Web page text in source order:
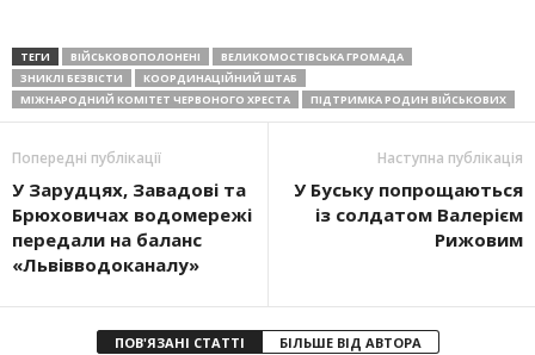
ТЕГИ ВІЙСЬКОВОПОЛОНЕНІ
ВЕЛИКОМОСТІВСЬКА ГРОМАДА
ЗНИКЛІ БЕЗВІСТИ
КООРДИНАЦІЙНИЙ ШТАБ
МІЖНАРОДНИЙ КОМІТЕТ ЧЕРВОНОГО ХРЕСТА
ПІДТРИМКА РОДИН ВІЙСЬКОВИХ
Попередні публікації
У Зарудцях, Завадові та
Брюховичах водомережі
передали на баланс
«Львівводоканалу»
Наступна публікація
У Буську попрощаються
із солдатом Валерієм
Рижовим
ПОВ'ЯЗАНІ СТАТТІ БІЛЬШЕ ВІД АВТОРА